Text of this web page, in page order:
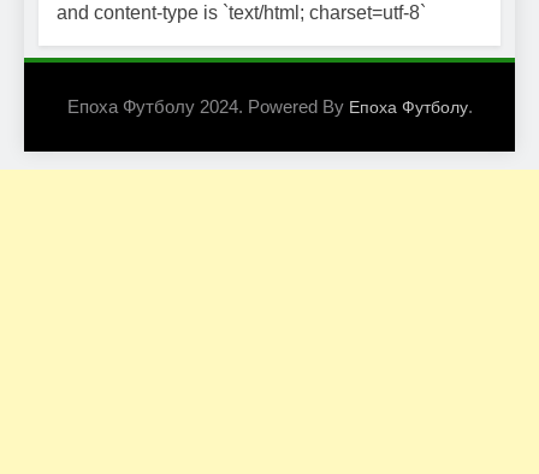
and content-type is `text/html; charset=utf-8`
Епоха Футболу 2024. Powered By Епоха Футболу.